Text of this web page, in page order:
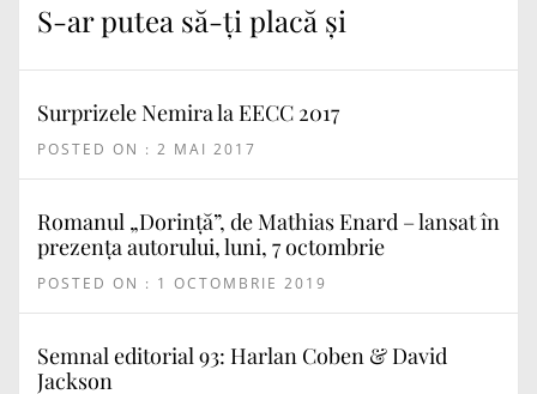
S-ar putea să-ți placă și
Surprizele Nemira la EECC 2017
POSTED ON : 2 MAI 2017
Romanul „Dorință”, de Mathias Enard – lansat în
prezența autorului, luni, 7 octombrie
POSTED ON : 1 OCTOMBRIE 2019
Semnal editorial 93: Harlan Coben & David
Jackson